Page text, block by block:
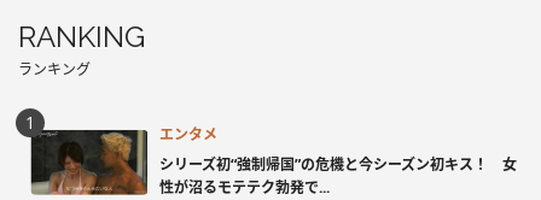
RANKING
ランキング
エンタメ
シリーズ初“強制帰国”の危機と今シーズン初キス！ 女
性が沼るモテテク勃発で...